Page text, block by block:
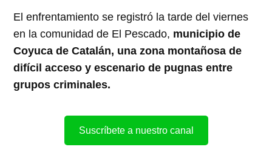
El enfrentamiento se registró la tarde del viernes
en la comunidad de El Pescado, municipio de
Coyuca de Catalán, una zona montañosa de
difícil acceso y escenario de pugnas entre
grupos criminales.
Suscríbete a nuestro canal